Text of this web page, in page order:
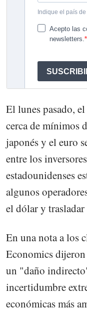
El lunes pasado,
cerca de mínimos
japonés y el euro
entre los
estadounidenses
algunos
el dólar y
En una nota a los
Economics dijeron
un "daño
incertidumbre
económicas más